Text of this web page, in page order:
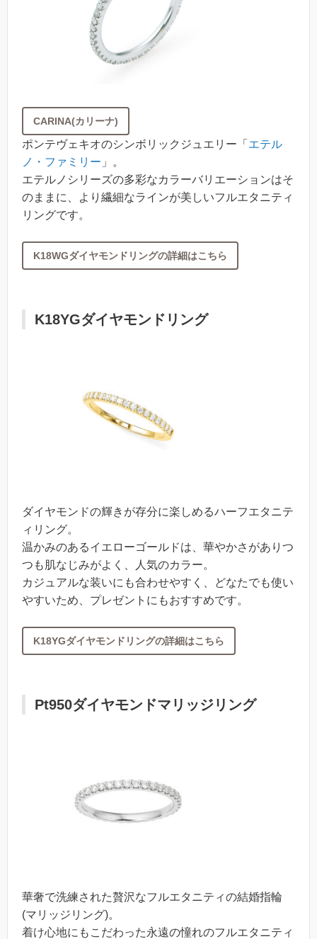
CARINA(カリーナ)
ポンテヴェキオのシンボリックジュエリー「 エテル
ノ・ファミリー 」。
エテルノシリーズの多彩なカラーバリエーションはそ
のままに、より繊細なラインが美しいフルエタニティ
リングです。
K18WGダイヤモンドリングの詳細はこちら
K18YGダイヤモンドリング
ダイヤモンドの輝きが存分に楽しめるハーフエタニテ
ィリング。
温かみのあるイエローゴールドは、華やかさがありつ
つも肌なじみがよく、人気のカラー。
カジュアルな装いにも合わせやすく、どなたでも使い
やすいため、プレゼントにもおすすめです。
K18YGダイヤモンドリングの詳細はこちら
Pt950ダイヤモンドマリッジリング
華奢で洗練された贅沢なフルエタニティの結婚指輪
(マリッジリング)。
着け心地にもこだわった永遠の憧れのフルエタニティ